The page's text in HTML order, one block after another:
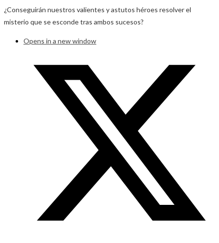
¿Conseguirán nuestros valientes y astutos héroes resolver el
misterio que se esconde tras ambos sucesos?
Opens in a new window